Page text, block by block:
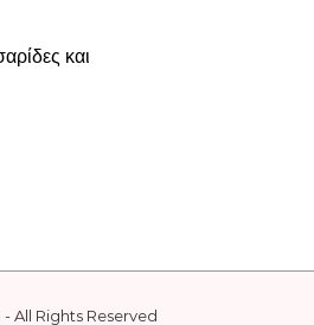
και
- All Rights Reserved